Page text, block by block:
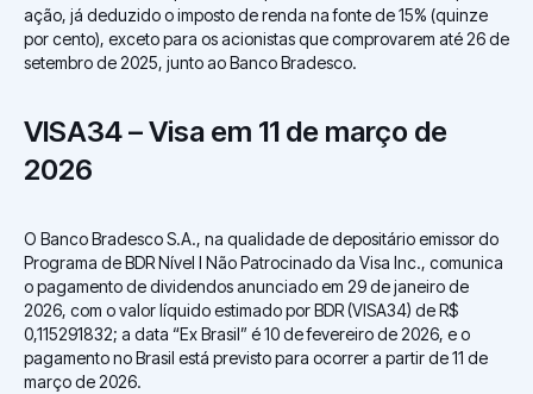
ação, já deduzido o imposto de renda na fonte de 15% (quinze
por cento), exceto para os acionistas que comprovarem até 26 de
setembro de 2025, junto ao Banco Bradesco.
VISA34 – Visa em 11 de março de
2026
O Banco Bradesco S.A., na qualidade de depositário emissor do
Programa de BDR Nível I Não Patrocinado da Visa Inc., comunica
o pagamento de dividendos anunciado em 29 de janeiro de
2026, com o valor líquido estimado por BDR (VISA34) de R$
0,115291832; a data “Ex Brasil” é 10 de fevereiro de 2026, e o
pagamento no Brasil está previsto para ocorrer a partir de 11 de
março de 2026.